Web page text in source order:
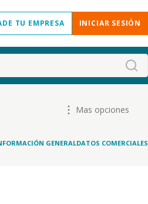
TU EMPRESA INICIAR SESIÓN
Mas opciones
GENERALDATOS COMERCIALES